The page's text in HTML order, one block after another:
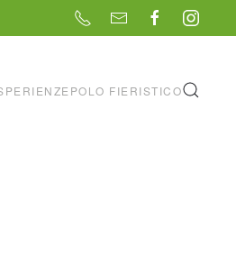
POLO FIERISTICO